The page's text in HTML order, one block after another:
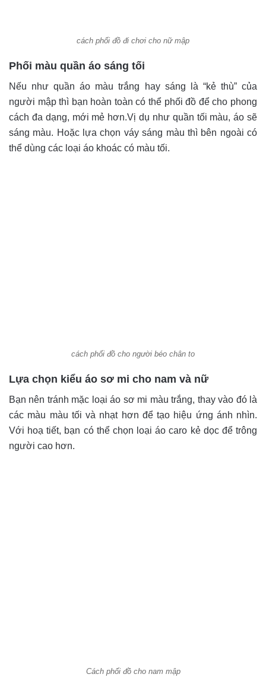
cách phối đồ đi chơi cho nữ mập
Phối màu quần áo sáng tối
Nếu như quần áo màu trắng hay sáng là “kẻ thù” của
người mập thì bạn hoàn toàn có thể phối đồ để cho phong
cách đa dạng, mới mẻ hơn.Vị dụ như quần tối màu, áo sẽ
sáng màu. Hoặc lựa chọn váy sáng màu thì bên ngoài có
thể dùng các loại áo khoác có màu tối.
cách phối đồ cho người béo chân to
Lựa chọn kiểu áo sơ mi cho nam và nữ
Bạn nên tránh mặc loại áo sơ mi màu trắng, thay vào đó là
các màu màu tối và nhạt hơn để tạo hiệu ứng ánh nhìn.
Với hoạ tiết, bạn có thể chọn loại áo caro kẻ dọc để trông
người cao hơn.
Cách phối đồ cho nam mập